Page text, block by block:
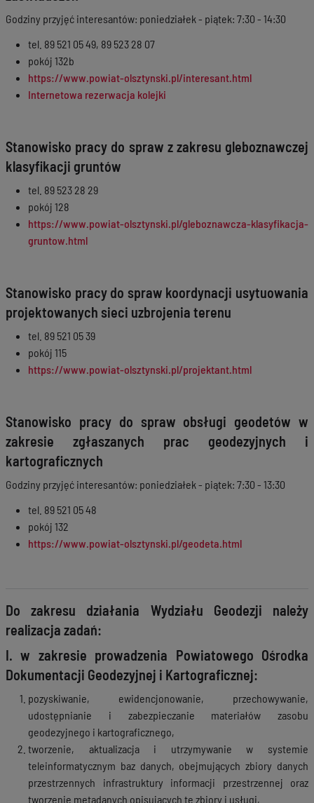
Godziny przyjęć interesantów: poniedziałek - piątek: 7:30 - 14:30
tel. 89 521 05 49, 89 523 28 07
pokój 132b
https://www.powiat-olsztynski.pl/interesant.html
Internetowa rezerwacja kolejki
Stanowisko pracy do spraw z zakresu gleboznawczej
klasyfikacji gruntów
tel. 89 523 28 29
pokój 128
https://www.powiat-olsztynski.pl/gleboznawcza-klasyfikacja-
gruntow.html
Stanowisko pracy do spraw koordynacji usytuowania
projektowanych sieci uzbrojenia terenu
tel. 89 521 05 39
pokój 115
https://www.powiat-olsztynski.pl/projektant.html
Stanowisko pracy do spraw obsługi geodetów w
zakresie zgłaszanych prac geodezyjnych i
kartograficznych
Godziny przyjęć interesantów: poniedziałek - piątek: 7:30 - 13:30
tel. 89 521 05 48
pokój 132
https://www.powiat-olsztynski.pl/geodeta.html
Do zakresu działania Wydziału Geodezji należy
realizacja zadań:
I. w zakresie prowadzenia Powiatowego Ośrodka
Dokumentacji Geodezyjnej i Kartograficznej:
pozyskiwanie, ewidencjonowanie, przechowywanie,
udostępnianie i zabezpieczanie materiałów zasobu
geodezyjnego i kartograficznego,
tworzenie, aktualizacja i utrzymywanie w systemie
teleinformatycznym baz danych, obejmujących zbiory danych
przestrzennych infrastruktury informacji przestrzennej oraz
tworzenie metadanych opisujących te zbiory i usługi,